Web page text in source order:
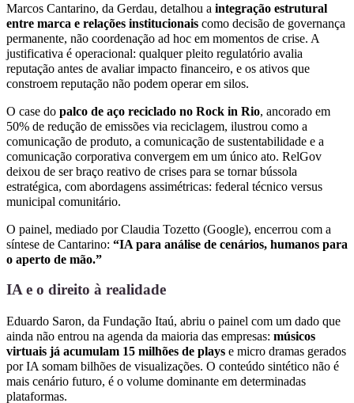
Marcos Cantarino, da Gerdau, detalhou a integração estrutural
entre marca e relações institucionais como decisão de governança
permanente, não coordenação ad hoc em momentos de crise. A
justificativa é operacional: qualquer pleito regulatório avalia
reputação antes de avaliar impacto financeiro, e os ativos que
constroem reputação não podem operar em silos.
O case do palco de aço reciclado no Rock in Rio, ancorado em
50% de redução de emissões via reciclagem, ilustrou como a
comunicação de produto, a comunicação de sustentabilidade e a
comunicação corporativa convergem em um único ato. RelGov
deixou de ser braço reativo de crises para se tornar bússola
estratégica, com abordagens assimétricas: federal técnico versus
municipal comunitário.
O painel, mediado por Claudia Tozetto (Google), encerrou com a
síntese de Cantarino: “IA para análise de cenários, humanos para
o aperto de mão.”
IA e o direito à realidade
Eduardo Saron, da Fundação Itaú, abriu o painel com um dado que
ainda não entrou na agenda da maioria das empresas: músicos
virtuais já acumulam 15 milhões de plays e micro dramas gerados
por IA somam bilhões de visualizações. O conteúdo sintético não é
mais cenário futuro, é o volume dominante em determinadas
plataformas.